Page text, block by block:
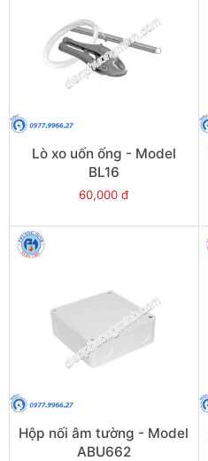
Lò xo uốn ống - Model
BL16
60,000 đ
Hộp nối âm tường - Model
ABU662